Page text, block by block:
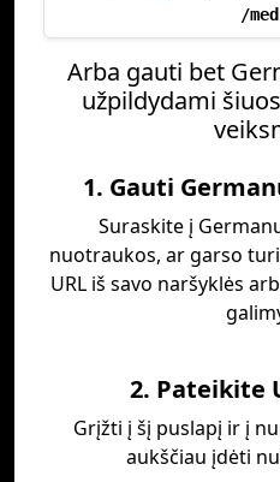
/
Arba gauti bet
užpildydami
1. Gauti
Suraskite į
nuotraukos, ar garso
URL iš savo naršyklės
2. Pateikite
Grįžti į šį puslapį ir į
aukščiau įdėti